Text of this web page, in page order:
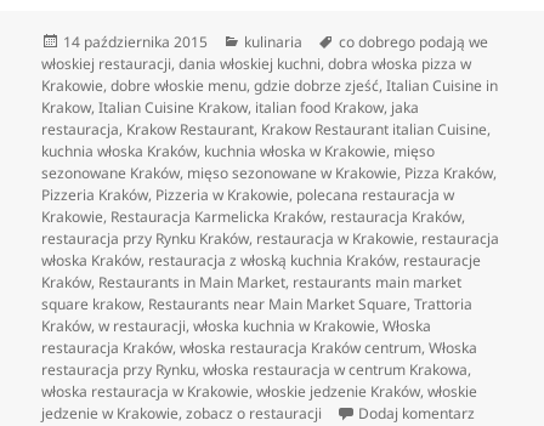
Data
publikacji
14 października 2015 Kategorie
kulinaria Tagi
co dobrego podają we
włoskiej restauracji,dania włoskiej kuchni,dobra włoska pizza w
Krakowie,dobre włoskie menu,gdzie dobrze zjeść,Italian Cuisine in
Krakow,Italian Cuisine Krakow, italian food Krakow, jaka
restauracja, Krakow Restaurant, Krakow Restaurant italian Cuisine,
kuchnia włoska Kraków, kuchnia włoska w Krakowie, mięso
sezonowane Kraków, mięso sezonowane w Krakowie, Pizza Kraków,
Pizzeria Kraków, Pizzeria w Krakowie, polecana restauracja w
Krakowie, Restauracja Karmelicka Kraków, restauracja Kraków,
restauracja przy Rynku Kraków, restauracja w Krakowie, restauracja
włoska Kraków, restauracja z włoską kuchnia Kraków, restauracje
Kraków, Restaurants in Main Market, restaurants main market
square krakow, Restaurants near Main Market Square,Trattoria
Kraków,w restauracji,włoska kuchnia w Krakowie,Włoska
restauracja Kraków,włoska restauracja Kraków centrum,Włoska
restauracja przy Rynku,włoska restauracja w centrum Krakowa,
włoska restauracja w Krakowie,włoskie jedzenie Kraków,włoskie
jedzenie w Krakowie,zobacz o restauracji Dodaj komentarz